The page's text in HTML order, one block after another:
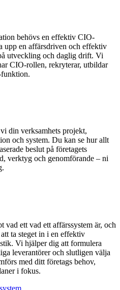
behövs en effektiv CIO-
en affärsdriven och effektiv
utveckling och daglig drift. Vi
CIO-rollen, rekryterar, utbildar
din verksamhets projekt,
och system. Du kan se hur allt
beslut på företagets
verktyg och genomförande – ni
vad ett vad ett affärssystem är, och
ta steget in i en effektiv
Vi hjälper dig att formulera
leverantörer och slutligen välja
med ditt företags behov,
i fokus.